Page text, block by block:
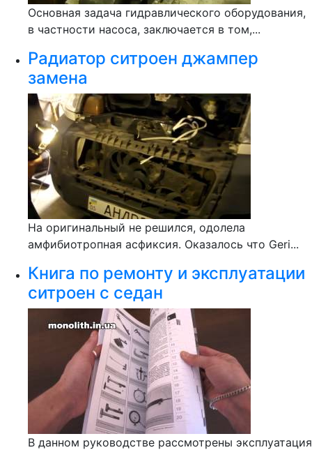
Основная задача гидравлического оборудования,
в частности насоса, заключается в том,...
Радиатор ситроен джампер
замена
На оригинальный не решился, одолела
амфибиотропная асфиксия. Оказалось что Geri...
Книга по ремонту и эксплуатации
ситроен с седан
В данном руководстве рассмотрены эксплуатация